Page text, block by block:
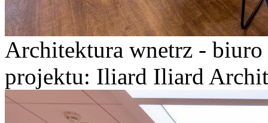
Architektura wnetrz -
projektu: Iliard Iliard